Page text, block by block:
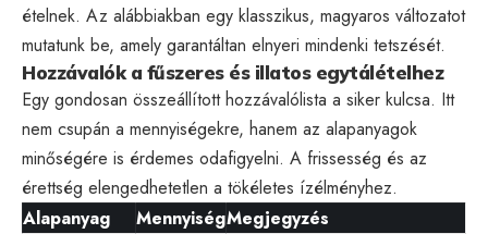
ételnek. Az alábbiakban egy klasszikus, magyaros változatot
mutatunk be, amely garantáltan elnyeri mindenki tetszését.
Hozzávalók a fűszeres és illatos egytálételhez
Egy gondosan összeállított hozzávalólista a siker kulcsa. Itt
nem csupán a mennyiségekre, hanem az alapanyagok
minőségére is érdemes odafigyelni. A frissesség és az
érettség elengedhetetlen a tökéletes ízélményhez.
Alapanyag
MennyiségMegjegyzés